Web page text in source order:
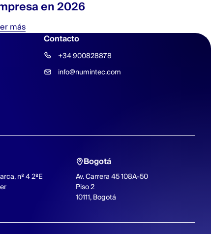
en 2026
más
Contacto
+34 900828878
info@numintec.com
nº 4 2ºE
Bogotá
Av. Carrera 45 108A-50
Piso 2
10111, Bogotá